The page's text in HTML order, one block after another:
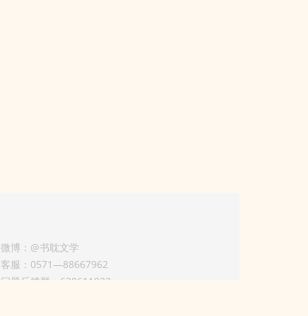
微博：@书耽文学
客服：0571—88667962
问题反馈群：630611933